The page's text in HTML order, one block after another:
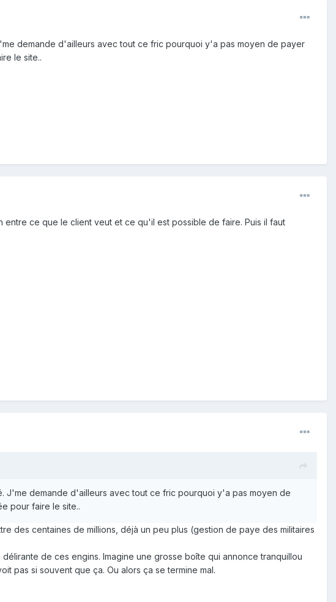
demande d'ailleurs avec tout ce fric pourquoi y'a pas moyen de payer
le site..
ce que le client veut et ce qu'il est possible de faire. Puis il faut
J'me demande d'ailleurs avec tout ce fric pourquoi y'a pas moyen de
pour faire le site..
des centaines de millions, déjà un peu plus (gestion de paye des militaires
de ces engins. Imagine une grosse boîte qui annonce tranquillou
pas si souvent que ça. Ou alors ça se termine mal.